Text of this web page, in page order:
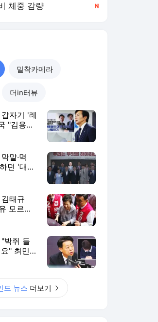
체중 감량
밀착카메라
더in터뷰
자기 '레
"김용범
말·멱
던 '대안
태규
모르는
인?
박쥐 들
" 최민
과
드 뉴스 더보기